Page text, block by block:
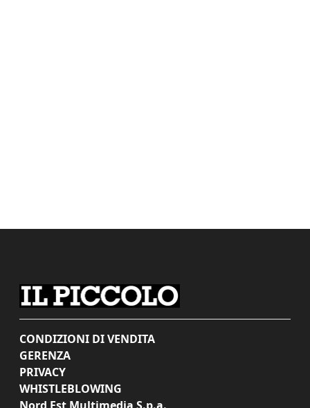
CONDIZIONI DI VENDITA
GERENZA
PRIVACY
WHISTLEBLOWING